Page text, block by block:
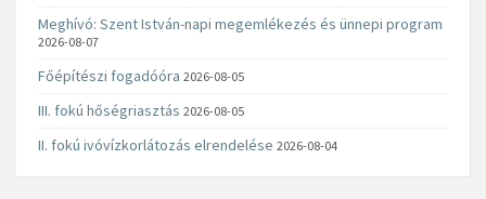
Meghívó: Szent István-napi megemlékezés és ünnepi program
2026-08-07
Főépítészi fogadóóra 2026-08-05
III. fokú hőségriasztás 2026-08-05
II. fokú ivóvízkorlátozás elrendelése 2026-08-04